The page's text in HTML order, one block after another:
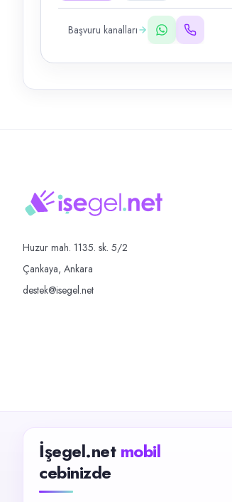
Başvuru kanalları
Huzur mah. 1135. sk. 5/2
Çankaya, Ankara
destek@isegel.net
İşegel.net mobil
cebinizde